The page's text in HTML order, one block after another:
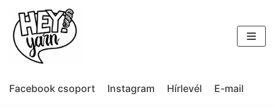
Skip
to
content
Facebook csoport Instagram Hírlevél E-mail